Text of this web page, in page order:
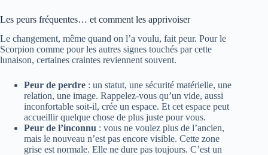
Les peurs fréquentes… et comment les apprivoiser
Le changement, même quand on l’a voulu, fait peur. Pour le
Scorpion comme pour les autres signes touchés par cette
lunaison, certaines craintes reviennent souvent.
Peur de perdre : un statut, une sécurité matérielle, une
relation, une image. Rappelez-vous qu’un vide, aussi
inconfortable soit-il, crée un espace. Et cet espace peut
accueillir quelque chose de plus juste pour vous.
Peur de l’inconnu : vous ne voulez plus de l’ancien,
mais le nouveau n’est pas encore visible. Cette zone
grise est normale. Elle ne dure pas toujours. C’est un